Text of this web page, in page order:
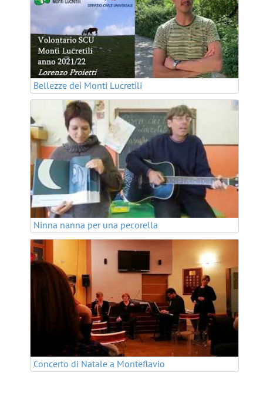
Bellezze dei Monti Lucretili
Ninna nanna per una pecorella
Concerto di Natale a Monteflavio